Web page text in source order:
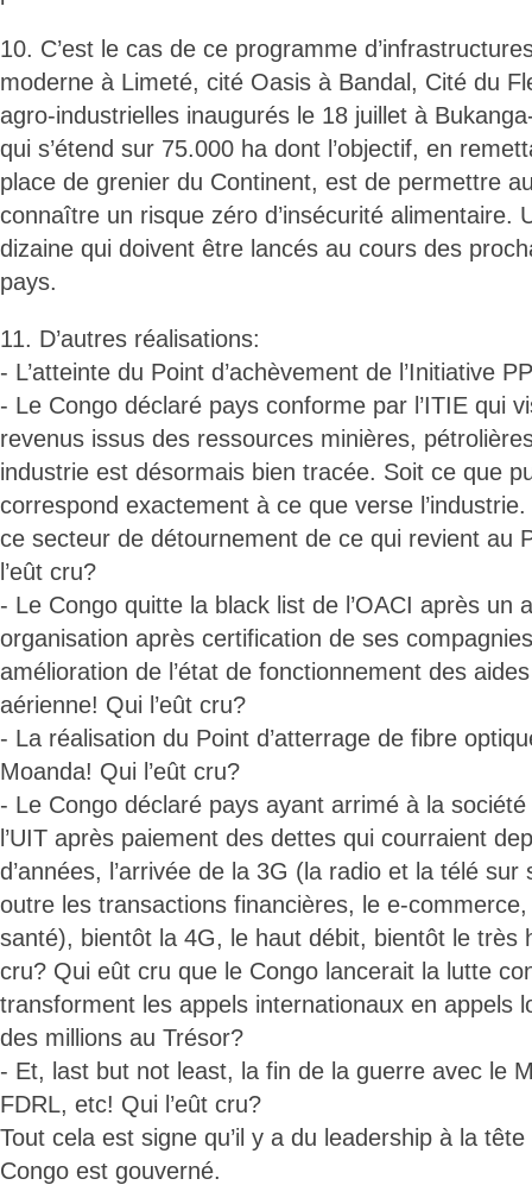
10. C’est le cas de ce programme
moderne à Limeté, cité Oasis à Bandal, Cité du
agro-industrielles inaugurés le 18 juillet à
qui s’étend sur 75.000 ha dont l’objectif, en
place de grenier du Continent, est de permettre
connaître un risque zéro d’insécurité alimentaire.
dizaine qui doivent être lancés au cours des
pays.
11. D’autres réalisations:
- L’atteinte du Point d’achèvement de l’Initiative
- Le Congo déclaré pays conforme par l’ITIE qui
revenus issus des ressources minières,
industrie est désormais bien tracée. Soit ce que
correspond exactement à ce que verse
ce secteur de détournement de ce qui revient au
l’eût cru?
- Le Congo quitte la black list de l’OACI après un
organisation après certification de ses
amélioration de l’état de fonctionnement des
aérienne! Qui l’eût cru?
- La réalisation du Point d’atterrage de fibre
Moanda! Qui l’eût cru?
- Le Congo déclaré pays ayant arrimé à la société
l’UIT après paiement des dettes qui courraient
d’années, l’arrivée de la 3G (la radio et la télé
outre les transactions financières, le e-
santé), bientôt la 4G, le haut débit, bientôt le très
cru? Qui eût cru que le Congo lancerait la lutte
transforment les appels internationaux en appels
des millions au Trésor?
- Et, last but not least, la fin de la guerre avec le
FDRL, etc! Qui l’eût cru?
Tout cela est signe qu’il y a du leadership à la
Congo est gouverné.